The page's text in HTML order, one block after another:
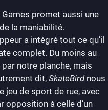
promet aussi une
la maniabilité.
a intégré tout ce qu’il
complet. Du moins au
notre planche, mais
dit, SkateBirdnous
jeu de sport de rue, avec
opposition à celle d’un